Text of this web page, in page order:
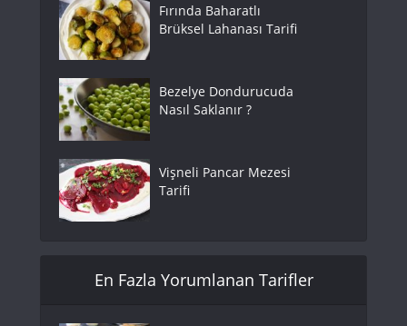
Fırında Baharatlı
Brüksel Lahanası Tarifi
Bezelye Dondurucuda
Nasıl Saklanır ?
Vişneli Pancar Mezesi
Tarifi
En Fazla Yorumlanan Tarifler